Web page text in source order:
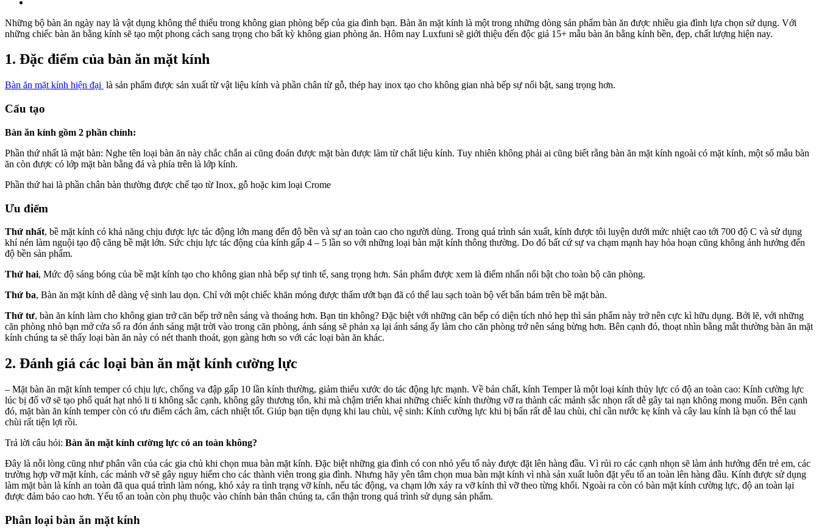
Những bộ bàn ăn ngày nay là vật dụng không thể thiếu trong không gian phòng bếp của gia đình bạn. Bàn ăn mặt kính là một trong những dòng sản phẩm bàn ăn được nhiều gia đình lựa chọn sử dụng. Với
những chiếc bàn ăn bằng kính sẽ tạo một phong cách sang trọng cho bất kỳ không gian phòng ăn. Hôm nay Luxfuni sẽ giới thiệu đến độc giả 15+ mẫu bàn ăn bằng kính bền, đẹp, chất lượng hiện nay.
1. Đặc điểm của bàn ăn mặt kính
Bàn ăn mặt kính hiện đại là sản phẩm được sản xuất từ vật liệu kính và phần chân từ gỗ, thép hay inox tạo cho không gian nhà bếp sự nổi bật, sang trọng hơn.
Cấu tạo
Bàn ăn kính gồm 2 phần chính:
Phần thứ nhất là mặt bàn: Nghe tên loại bàn ăn này chắc chắn ai cũng đoán được mặt bàn được làm từ chất liệu kính. Tuy nhiên không phải ai cũng biết rằng bàn ăn mặt kính ngoài có mặt kính, một số mẫu bàn
ăn còn được có lớp mặt bàn bằng đá và phía trên là lớp kính.
Phần thứ hai là phần chân bàn thường được chế tạo từ Inox, gỗ hoặc kim loại Crome
Ưu điểm
Thứ nhất, bề mặt kính có khả năng chịu được lực tác động lớn mang đến độ bền và sự an toàn cao cho người dùng. Trong quá trình sản xuất, kính được tôi luyện dưới mức nhiệt cao tới 700 độ C và sử dụng
khí nén làm nguội tạo độ căng bề mặt lớn. Sức chịu lực tác động của kính gấp 4 – 5 lần so với những loại bàn mặt kính thông thường. Do đó bất cứ sự va chạm mạnh hay hỏa hoạn cũng không ảnh hưởng đến
độ bền sản phẩm.
Thứ hai, Mức độ sáng bóng của bề mặt kính tạo cho không gian nhà bếp sự tinh tế, sang trọng hơn. Sản phẩm được xem là điểm nhấn nổi bật cho toàn bộ căn phòng.
Thứ ba, Bàn ăn mặt kính dễ dàng vệ sinh lau dọn. Chỉ với một chiếc khăn mỏng được thấm ướt bạn đã có thể lau sạch toàn bộ vết bẩn bám trên bề mặt bàn.
Thứ tư, bàn ăn kính làm cho không gian trở căn bếp trở nên sáng và thoáng hơn. Bạn tin không? Đặc biệt với những căn bếp có diện tích nhỏ hẹp thì sản phẩm này trở nên cực kì hữu dụng. Bởi lẽ, với những
căn phòng nhỏ bạn mở cửa sổ ra đón ánh sáng mặt trời vào trong căn phòng, ánh sáng sẽ phản xạ lại ánh sáng ấy làm cho căn phòng trở nên sáng bừng hơn. Bên cạnh đó, thoạt nhìn bằng mắt thường bàn ăn mặt
kính chúng ta sẽ thấy loại bàn ăn này có nét thanh thoát, gọn gàng hơn so với các loại bàn ăn khác.
2. Đánh giá các loại bàn ăn mặt kính cường lực
– Mặt bàn ăn mặt kính temper có chịu lực, chống va đập gấp 10 lần kính thường, giảm thiểu xước do tác động lực mạnh. Về bản chất, kính Temper là một loại kính thủy lực có độ an toàn cao: Kính cường lực
lúc bị đổ vỡ sẽ tạo phổ quát hạt nhỏ li ti không sắc cạnh, không gây thương tổn, khi mà chậm triển khai những chiếc kính thường vỡ ra thành các mảnh sắc nhọn rất dễ gây tai nạn không mong muốn. Bên cạnh
đó, mặt bàn ăn kính temper còn có ưu điểm cách âm, cách nhiệt tốt. Giúp bạn tiện dụng khi lau chùi, vệ sinh: Kính cường lực khi bị bẩn rất dễ lau chùi, chỉ cần nước kẹ kính và cây lau kính là bạn có thể lau
chùi rất tiện lợi rồi.
Trả lời câu hỏi: Bàn ăn mặt kính cường lực có an toàn không?
Đây là nỗi lòng cũng như phân vân của các gia chủ khi chọn mua bàn mặt kính. Đặc biệt những gia đình có con nhỏ yếu tố này được đặt lên hàng đầu. Vì rủi ro các cạnh nhọn sẽ làm ảnh hưởng đến trẻ em, các
trường hợp vỡ mặt kính, các mảnh vỡ sẽ gây nguy hiểm cho các thành viên trong gia đình. Nhưng hãy yên tâm chọn mua bàn mặt kính vì nhà sản xuất luôn đặt yếu tố an toàn lên hàng đầu. Kính được sử dụng
làm mặt bàn là kính an toàn đã qua quá trình làm nóng, khó xảy ra tình trạng vỡ kính, nếu tác động, va chạm lớn xảy ra vỡ kính thì vỡ theo từng khối. Ngoài ra còn có bàn mặt kính cường lực, độ an toàn lại
được đảm bảo cao hơn. Yếu tố an toàn còn phụ thuộc vào chính bản thân chúng ta, cẩn thận trong quá trình sử dụng sản phẩm.
Phân loại bàn ăn mặt kính